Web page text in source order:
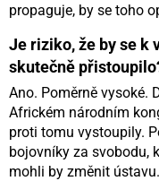
propaguje, by se toho
Je riziko, že by se k
skutečně
Ano. Poměrně vysoké.
Africkém národním
proti tomu vystoupily.
bojovníky za svobodu,
mohli by změnit